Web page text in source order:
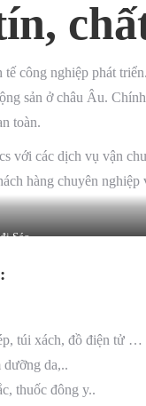
công nghiệp phát
sản ở châu Âu.
toàn.
với các dịch vụ vận
hàng chuyên nghiệp
Séc
túi xách, đồ điện tử …
dưỡng da,..
thuốc đông y..